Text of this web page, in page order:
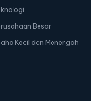
Besar
Kecil dan Menengah